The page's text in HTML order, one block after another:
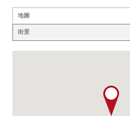
地圖
街景